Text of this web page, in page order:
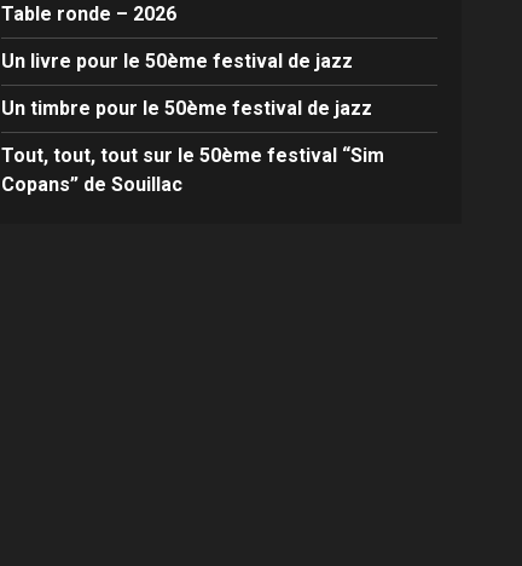
Table ronde – 2026
Un livre pour le 50ème festival de jazz
Un timbre pour le 50ème festival de jazz
Tout, tout, tout sur le 50ème festival “Sim
Copans” de Souillac